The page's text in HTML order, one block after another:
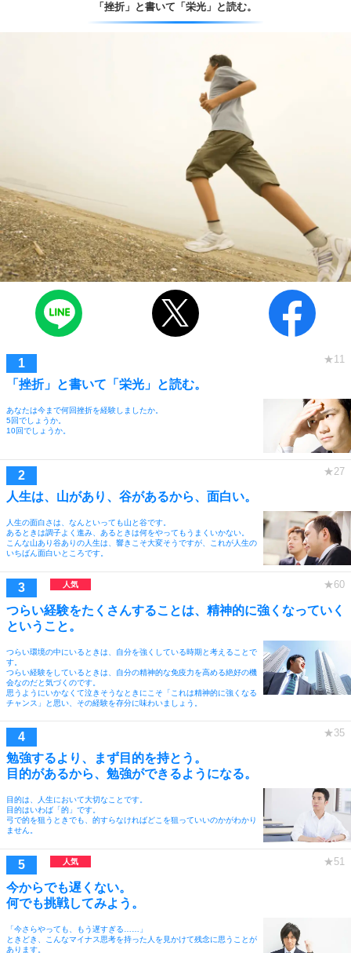
「挫折」と書いて 「栄光」と読む。
「挫折」と書いて「栄光」と読む。
あなたは今まで何回挫折を経験しましたか。
5回でしょうか。
10回でしょうか。
人生は、山があり、谷があるから、面白い。
人生の面白さは、なんといっても山と谷です。
あるときは調子よく進み、あるときは何をやってもうまくいかない。
こんな山あり谷ありの人生は、響きこそ大変そうですが、これが人生の
いちばん面白いところです。
つらい経験をたくさんすることは、精神的に強くなっていく
ということ。
つらい環境の中にいるときは、自分を強くしている時期と考えることで
す。
つらい経験をしているときは、自分の精神的な免疫力を高める絶好の機
会なのだと気づくのです。
思うようにいかなくて泣きそうなときにこそ「これは精神的に強くなる
チャンス」と思い、その経験を存分に味わいましょう。
勉強するより、まず目的を持とう。
目的があるから、勉強ができるようになる。
目的は、人生において大切なことです。
目的はいわば「的」です。
弓で的を狙うときでも、的すらなければどこを狙っていいのかがわかり
ません。
今からでも遅くない。
何でも挑戦してみよう。
「今さらやっても、もう遅すぎる……」
ときどき、こんなマイナス思考を持った人を見かけて残念に思うことが
あります。